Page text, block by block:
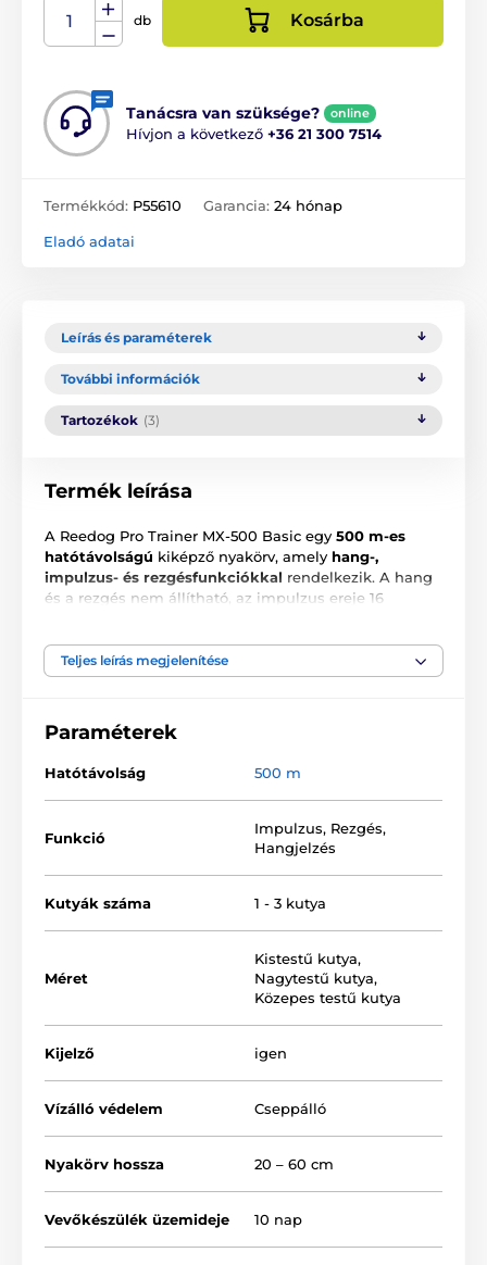
db Kosárba
Tanácsra van szüksége? online
Hívjon a következő +36 21 300 7514
Termékkód: P55610 Garancia: 24 hónap
Eladó adatai
Leírás és paraméterek
További információk
Tartozékok (3)
Termék leírása
A Reedog Pro Trainer MX-500 Basic egy 500 m-es
hatótávolságú kiképző nyakörv, amely hang-,
impulzus- és rezgésfunkciókkal rendelkezik. A hang
és a rezgés nem állítható, az impulzus ereje 16
rendszeres kutyakiképzésre,
USB kábellel újratölthető
és eső- és hőálló, vízbe azonban nem meríthető. Az
kijelzővel , külön funkciógombokkal és billentyű-zárral
lett ellátva. További vevőkészülék megvásárlásával
segítségével. Az adókészülék kicsi, könnyű és
méretének köszönhetően könnyen elfér a zsebben is.
minden 5-90 kg közötti kutyának
alkalmas.
Teljes leírás megjelenítése
Paraméterek
Hatótávolság 500 m
Funkció
Impulzus, Rezgés,
Hangjelzés
Kutyák száma 1 - 3 kutya
Méret
Kistestű kutya,
Nagytestű kutya,
Közepes testű kutya
Kijelző igen
Vízálló védelem Cseppálló
Nyakörv hossza 20 – 60 cm
Vevőkészülék üzemideje 10 nap